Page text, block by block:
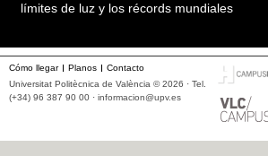
límites de luz y los récords mundiales
Cómo llegar Planos
Contacto
Universitat Politècnica de València © 2026 · Tel.
(+34) 96 387 90 00 · informacion@upv.es